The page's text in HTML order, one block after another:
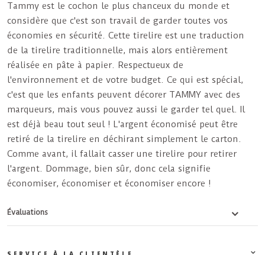
Tammy est le cochon le plus chanceux du monde et
considère que c'est son travail de garder toutes vos
économies en sécurité. Cette tirelire est une traduction
de la tirelire traditionnelle, mais alors entièrement
réalisée en pâte à papier. Respectueux de
l'environnement et de votre budget. Ce qui est spécial,
c'est que les enfants peuvent décorer TAMMY avec des
marqueurs, mais vous pouvez aussi le garder tel quel. Il
est déjà beau tout seul ! L'argent économisé peut être
retiré de la tirelire en déchirant simplement le carton.
Comme avant, il fallait casser une tirelire pour retirer
l'argent. Dommage, bien sûr, donc cela signifie
économiser, économiser et économiser encore !
Évaluations